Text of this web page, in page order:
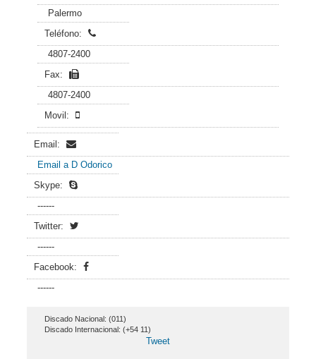
Palermo
Teléfono:
4807-2400
Fax:
4807-2400
Movil:
Email:
Email a D Odorico
Skype:
------
Twitter:
------
Facebook:
------
Discado Nacional: (011)
Discado Internacional: (+54 11)
Tweet